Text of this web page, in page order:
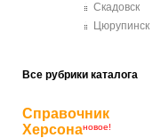
Скадовск
Цюрупинск
Все рубрики каталога
Справочник
Херсонановое!